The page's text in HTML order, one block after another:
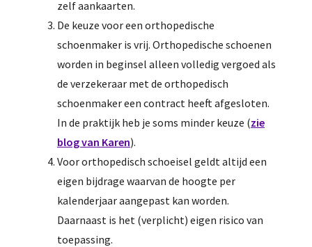
zelf aankaarten.
De keuze voor een orthopedische
schoenmaker is vrij. Orthopedische schoenen
worden in beginsel alleen volledig vergoed als
de verzekeraar met de orthopedisch
schoenmaker een contract heeft afgesloten.
In de praktijk heb je soms minder keuze (zie
blog van Karen).
Voor orthopedisch schoeisel geldt altijd een
eigen bijdrage waarvan de hoogte per
kalenderjaar aangepast kan worden.
Daarnaast is het (verplicht) eigen risico van
toepassing.